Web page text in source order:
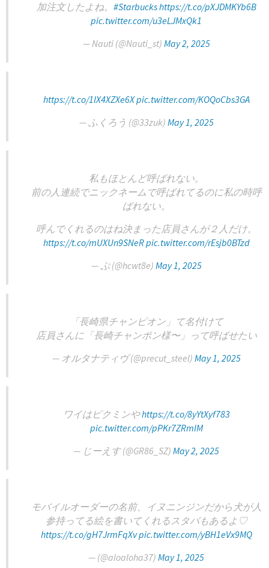
加注文したよね。 #Starbuckshttps://t.co/pXJDMKYb6B
pic.twitter.com/u3eLJMxQk1
— Nauti (@Nauti_st) May 2, 2025
https://t.co/1lX4XZXe6Xpic.twitter.com/KOQoCbs3GA
— ふくろう (@33zuk) May 1, 2025
私もほとんど呼ばれない。
前の人連続でニックネームで呼ばれてるのに私の時呼
ばれない。
呼んでくれるのはね決まった店員さんが２人だけ。
https://t.co/mUXUn9SNeRpic.twitter.com/rEsjb0BTzd
— ぷ (@hcwt8e) May 1, 2025
「長崎県チャンピオン」て名付けて
店員さんに「長崎チャンポン様〜」って呼ばせたい
— オルタナティヴ (@precut_steel) May 1, 2025
ワイはピクミンやhttps://t.co/8yYtXyf783
pic.twitter.com/pPKr7ZRmIM
— じーえす (@GR86_SZ) May 2, 2025
モバイルオーダーの名前、イヌニンジンだから犬が人
参持ってる絵を書いてくれるスタバもあるよ♡
https://t.co/gH7JrmFqXvpic.twitter.com/yBH1eVx9MQ
— (@aloaloha37) May 1, 2025